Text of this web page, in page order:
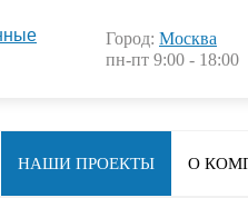
Город: Москва
пн-пт 9:00 - 18:00
НАШИ ПРОЕКТЫ О